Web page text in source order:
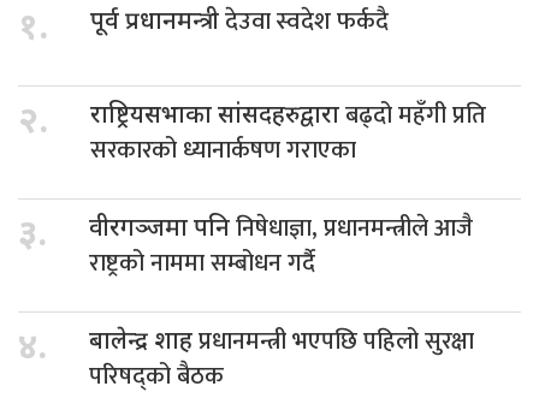
१. पूर्व प्रधानमन्त्रीदेउवा स्वदेश फर्कदै
२. राष्ट्रियसभाका सांसदहरुद्वाराबढ्दो महँगी प्रति
सरकारको ध्यानार्कषण गराएका
३. वीरगञ्जमा पनिनिषेधाज्ञा, प्रधानमन्त्रीले आजै
राष्ट्रको नाममा सम्बोधन गर्दै
४. बालेन्द्र शाहप्रधानमन्त्री भएपछि पहिलो सुरक्षा
परिषद्को बैठक